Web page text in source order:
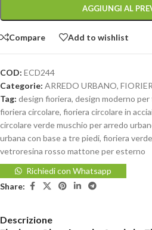
AGGIUNGI AL
Compare Add to wishlist
COD: ECD244
Categorie: ARREDO URBANO,
Tag: design fioriera, design moderno
fioriera circolare, fioriera circolare in
circolare verde muschio per arredo
urbana con base a tre piedi, fioriera verde
vetroresina rosso mattone per esterno
Richiedi con Whatsapp
Share:
Descrizione